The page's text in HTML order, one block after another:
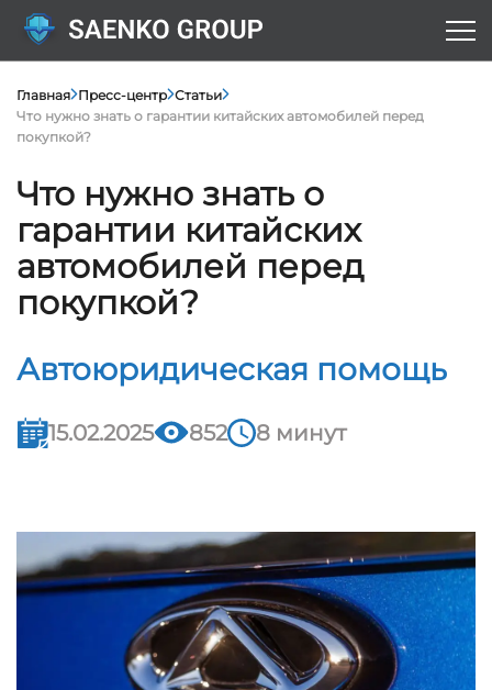
Главная Пресс-центр Статьи
Что нужно знать о гарантии китайских автомобилей перед
покупкой?
Что нужно знать о
гарантии китайских
автомобилей перед
покупкой?
Автоюридическая помощь
15.02.2025 852 8 минут